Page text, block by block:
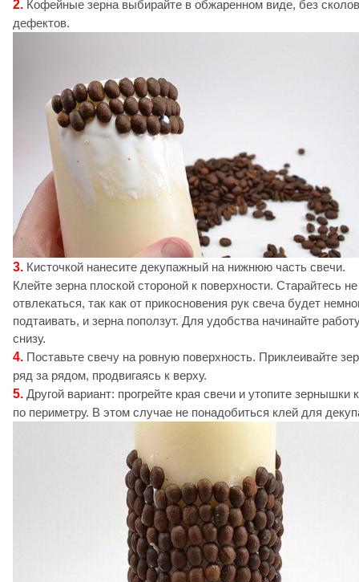
2. Кофейные зерна выбирайте в обжаренном виде, без
дефектов.
3. Кисточкой нанесите декупажный на нижнюю часть свечи.
Клейте зерна плоской стороной к поверхности. Старайтесь не
отвлекаться, так как от прикосновения рук свеча будет
подтаивать, и зерна поползут. Для удобства начинайте
снизу.
4. Поставьте свечу на ровную поверхность. Приклеивайте
ряд за рядом, продвигаясь к верху.
5. Другой вариант: прогрейте края свечи и утопите зернышки
по периметру. В этом случае не понадобиться клей для